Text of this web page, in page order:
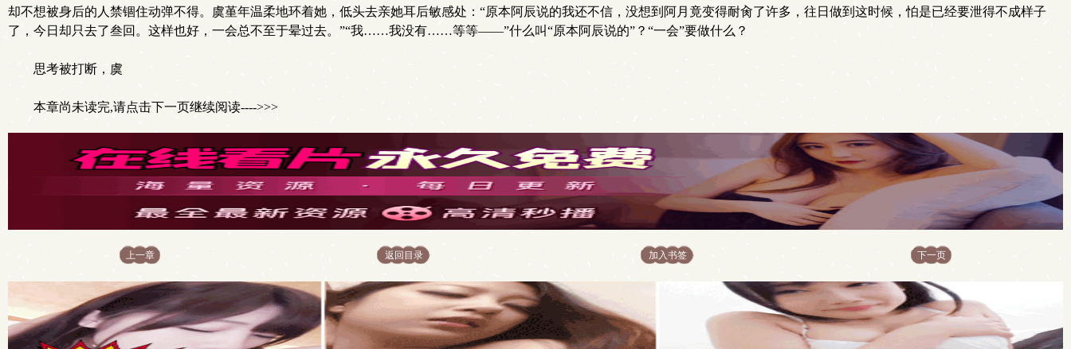
却不想被身后的人禁锢住动弹不得。虞堇年温柔地环着她，低头去亲她耳后敏感处：“原本阿辰说的我还不信，没想到阿月竟变得耐肏了许多，往日做到这时候，怕是已经要泄得不成样子
了，今日却只去了叁回。这样也好，一会总不至于晕过去。”“我……我没有……等等——”什么叫“原本阿辰说的”？“一会”要做什么？
思考被打断，虞
本章尚未读完,请点击下一页继续阅读---->>>
上一章 返回目录 加入书签 下一页